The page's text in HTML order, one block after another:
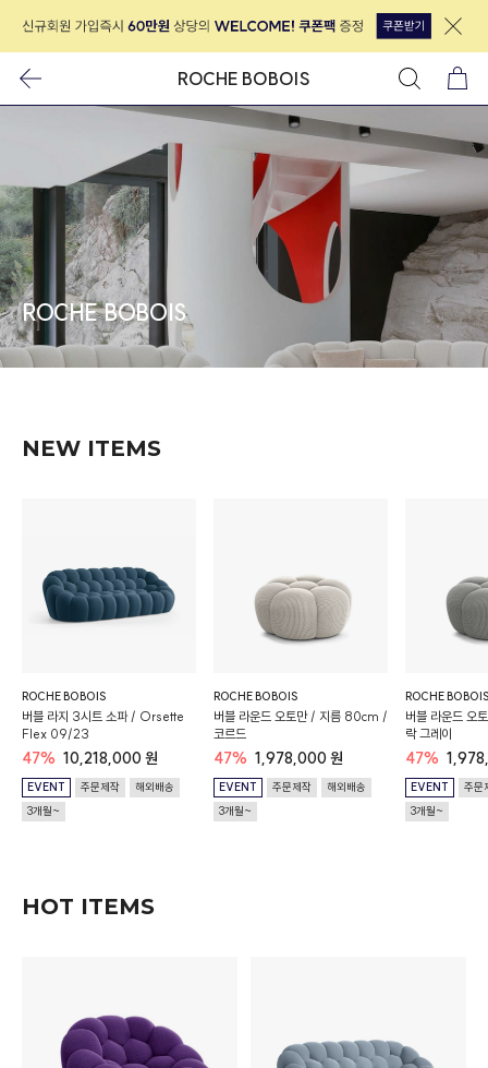
ROCHE BOBOIS
ROCHE BOBOIS
NEW ITEMS
ROCHE BOBOIS
버블 라지 3시트 소파 / Orsette
Flex 09/23
47% 10,218,000 원
EVENT 주문제작
해외배송
3개월~
ROCHE BOBOIS
버블 라운드 오토만 / 지름 80cm /
코르드
47% 1,978,000 원
EVENT 주문제작
해외배송
3개월~
ROCHE
버블 라운드 오
락 그레이
47%
EVENT
주문
3개월~
HOT ITEMS